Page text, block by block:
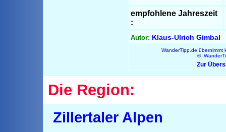
empfohlene Jahreszeit
:
Autor: Klaus-Ulrich Gimbal
WanderTipp.de übernimmt
©
Zur
Die Region:
Zillertaler Alpen